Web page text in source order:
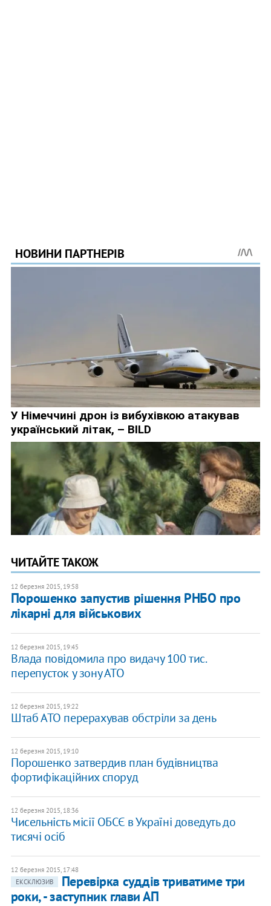
ЧИТАЙТЕ ТАКОЖ
12 березня 2015, 19:58
Порошенко запустив рішення РНБО про
лікарні для військових
12 березня 2015, 19:45
Влада повідомила про видачу 100 тис.
перепусток у зону АТО
12 березня 2015, 19:22
Штаб АТО перерахував обстріли за день
12 березня 2015, 19:10
Порошенко затвердив план будівництва
фортифікаційних споруд
12 березня 2015, 18:36
Чисельність місії ОБСЄ в Україні доведуть до
тисячі осіб
12 березня 2015, 17:48
ЕКСКЛЮЗИВ
Перевірка суддів триватиме три
роки, - заступник глави АП